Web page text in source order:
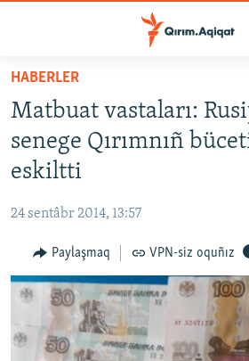
Esas
qaytmaq
Baş
navigatsiyağa
qaytmaq
Qıdıruvğa
HABERLER
İQTİSADİYAT
MEDENİYET
İNSAN AQLARI
VİDEO
SÜRET
BLOGLAR
HABERLER
Matbuat vastaları:
senege Qırımnıñ
eskiltti
24 sentâbr 2014, 13:57
Paylaşmaq VPN-siz oquñız